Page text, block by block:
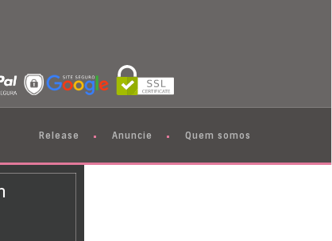
Release Anuncie Quem somos